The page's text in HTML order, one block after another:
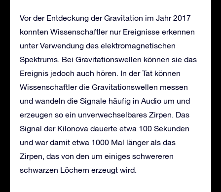
Vor der Entdeckung der Gravitation im Jahr 2017
konnten Wissenschaftler nur Ereignisse erkennen
unter Verwendung des elektromagnetischen
Spektrums. Bei Gravitationswellen können sie das
Ereignis jedoch auch hören. In der Tat können
Wissenschaftler die Gravitationswellen messen
und wandeln die Signale häufig in Audio um und
erzeugen so ein unverwechselbares Zirpen. Das
Signal der Kilonova dauerte etwa 100 Sekunden
und war damit etwa 1000 Mal länger als das
Zirpen, das von den um einiges schwereren
schwarzen Löchern erzeugt wird.